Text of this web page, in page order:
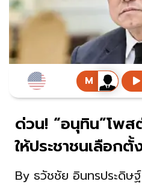
ด่วน! “อนุทิน”โพส
ให้ประชาชนเลือกตั้
By ธวัชชัย อินทรประดิษฐ์